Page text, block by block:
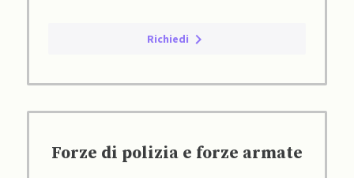
Richiedi
Forze di polizia e forze armate